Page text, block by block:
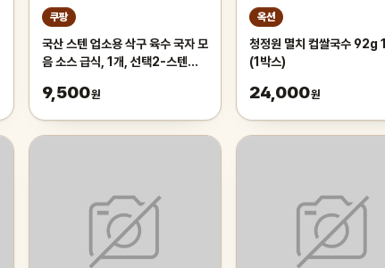
쿠팡
국산 스텐 업소용 삭구 육수 국자 모
음 소스 급식, 1개, 선택2-스텐파
9,500원
옥션
청정원 멸치 컵쌀국수 92g
(1박스)
24,000원